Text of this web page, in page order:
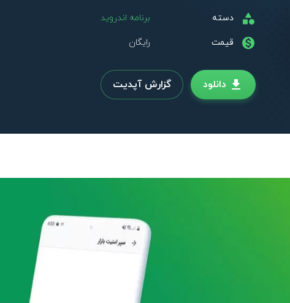
دسته برنامه اندروید
قیمت رایگان
دانلود گزارش آپدیت